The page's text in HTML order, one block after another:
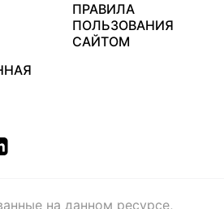
ПРАВИЛА
ПОЛЬЗОВАНИЯ
САЙТОМ
на данном ресурсе,